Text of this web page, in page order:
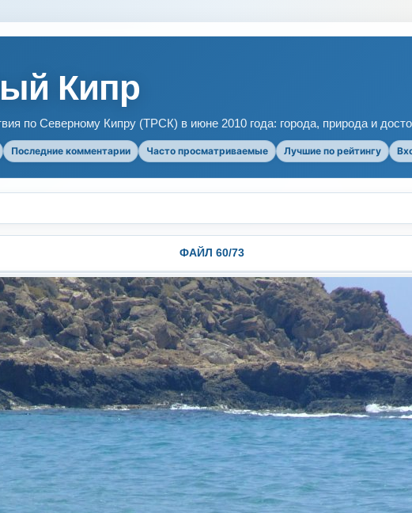
Кипр
по Северному Кипру (ТРСК) в июне 2010 года: города, природа и
Последние комментарии Часто просматриваемые Лучшие по рейтингу
ФАЙЛ 60/73